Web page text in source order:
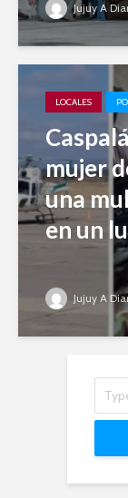
Jujuy A
LOCALES
mujer
una
en un
Jujuy A